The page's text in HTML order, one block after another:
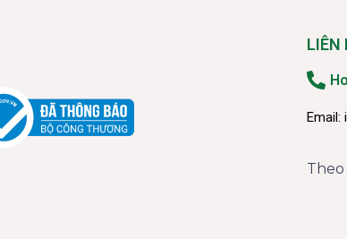
LIÊN
Email:
Theo